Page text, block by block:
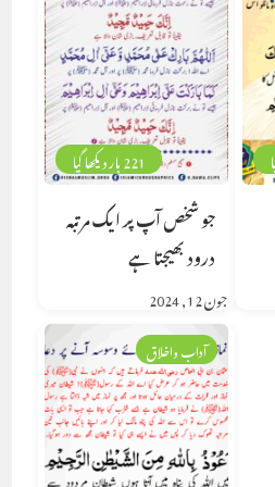
221 بار دیکھا گیا
جو شخص آپ پر ایک مرتبہ
درود بھیجتا ہے
جون 12, 2024
آداب واخلاق